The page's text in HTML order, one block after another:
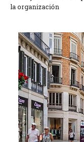
la organización